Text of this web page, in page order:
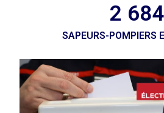
2 762
SAPEURS-POMPIERS